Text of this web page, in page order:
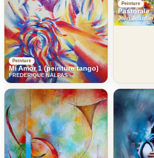
Peinture
Mi Amor 1 (peinture tango)
FREDERIQUE NALPAS
Peinture
Pastorale
Jean Jourdan